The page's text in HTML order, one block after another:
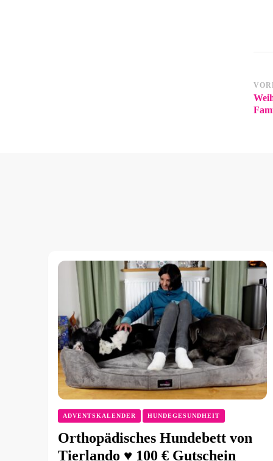
ADVENTSKALENDER HUNDEGESUNDHEIT
Orthopädisches Hundebett von
Tierlando ♥ 100 € Gutschein